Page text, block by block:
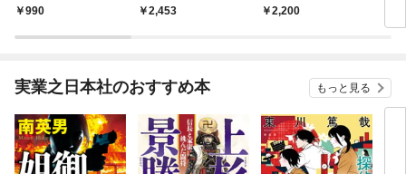
990 2,453
2,200
実業之日本社のおすすめ本 もっと見る